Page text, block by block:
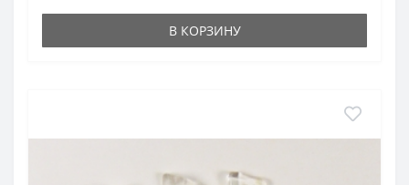
В КОРЗИНУ